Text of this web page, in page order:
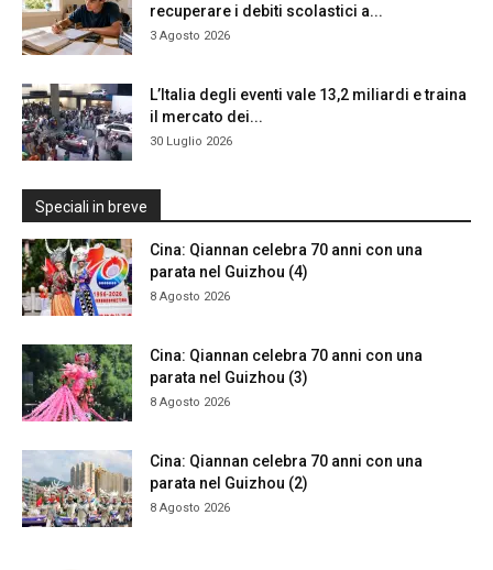
recuperare i debiti scolastici a...
3 Agosto 2026
L’Italia degli eventi vale 13,2 miliardi e traina
il mercato dei...
30 Luglio 2026
Speciali in breve
Cina: Qiannan celebra 70 anni con una
parata nel Guizhou (4)
8 Agosto 2026
Cina: Qiannan celebra 70 anni con una
parata nel Guizhou (3)
8 Agosto 2026
Cina: Qiannan celebra 70 anni con una
parata nel Guizhou (2)
8 Agosto 2026